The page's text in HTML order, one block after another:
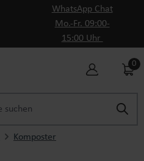
WhatsApp Chat
Mo.-Fr. 09:00-
15:00 Uhr
0
Komposter